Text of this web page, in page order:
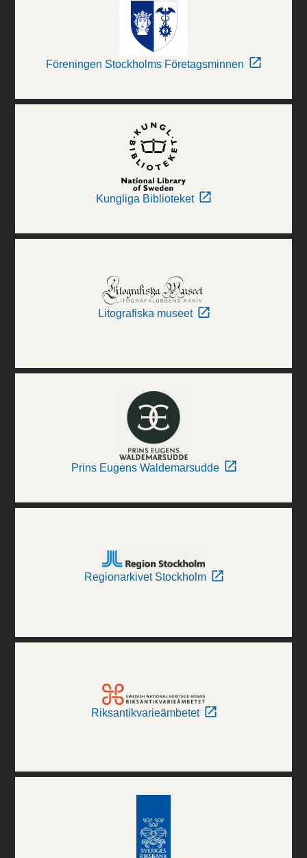
Föreningen Stockholms Företagsminnen
Kungliga Biblioteket
Litografiska museet
Prins Eugens Waldemarsudde
Regionarkivet Stockholm
Riksantikvarieämbetet